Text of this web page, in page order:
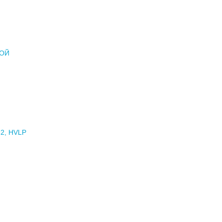
HVLP